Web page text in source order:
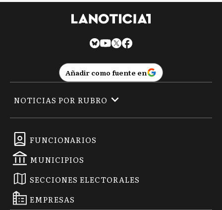
Añadir como fuente en
FUNCIONARIOS
MUNICIPIOS
SECCIONES ELECTORALES
EMPRESAS
NOTICIAS POR RUBRO